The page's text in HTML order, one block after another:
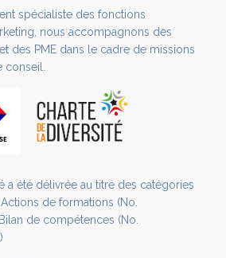
spécialiste des fonctions
nous accompagnons des
des PME dans le cadre de missions
a été délivrée au titre des catégories
de formations (No.
de compétences (No.